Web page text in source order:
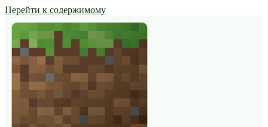
Перейти к содержимому